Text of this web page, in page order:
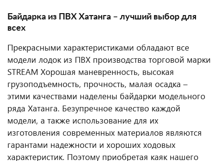
Байдарка из ПВХ Хатанга – лучший выбор для
всех
Прекрасными характеристиками обладают все
модели лодок из ПВХ производства торговой марки
STREAM Хорошая маневренность, высокая
грузоподъемность, прочность, малая осадка –
этими качествами наделены байдарки модельного
ряда Хатанга. Безупречное качество каждой
модели, а также использование для их
изготовления современных материалов являются
гарантами надежности и хороших ходовых
характеристик. Поэтому приобретая каяк нашего